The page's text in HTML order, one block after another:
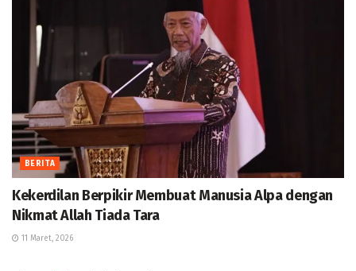
BERITA
Kekerdilan Berpikir Membuat Manusia Alpa dengan
Nikmat Allah Tiada Tara
11 Maret, 2026